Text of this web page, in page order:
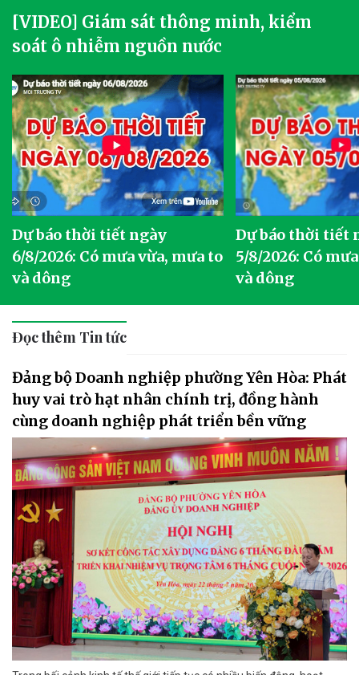
[VIDEO] Giám sát thông minh, kiểm
soát ô nhiễm nguồn nước
Dự báo thời tiết ngày
6/8/2026: Có mưa vừa, mưa to
và dông
Dự báo thời tiết
5/8/2026: Có
và dông
Đọc thêm Tin tức
Đảng bộ Doanh nghiệp phường Yên Hòa: Phát
huy vai trò hạt nhân chính trị, đồng hành
cùng doanh nghiệp phát triển bền vững